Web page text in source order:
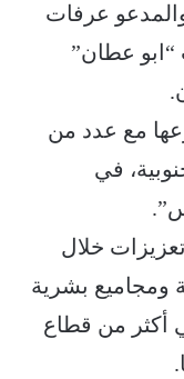
عرفات
“ابو عطان”
مع عدد من
في
خلال
ومجاميع بشرية
أكثر من قطاع